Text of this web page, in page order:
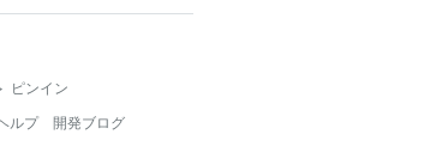
ピンイン
ルプ
開発ブログ